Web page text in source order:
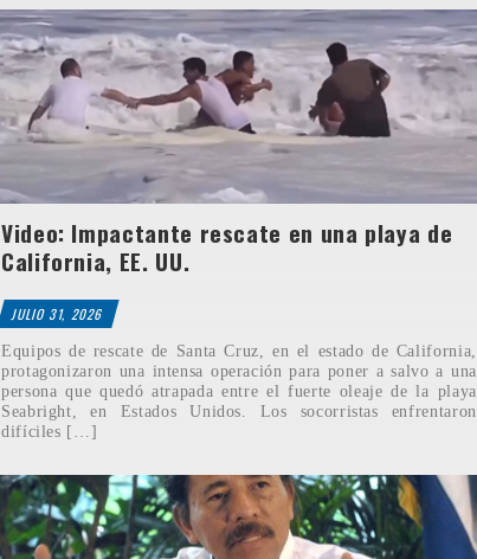
Video: Impactante rescate en una playa de
California, EE. UU.
JULIO 31, 2026
Equipos de rescate de Santa Cruz, en el estado de California,
protagonizaron una intensa operación para poner a salvo a una
persona que quedó atrapada entre el fuerte oleaje de la playa
Seabright, en Estados Unidos. Los socorristas enfrentaron
difíciles […]